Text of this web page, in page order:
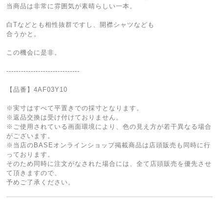
当商品は非常に雰囲気が素晴らしい一本。
白Tなどとも相性抜群ですし、開襟シャツなども
合うかと。
この機会に是非。
------------------------------
【品番】4AF03Y10
※実寸はすべて平置きでの採寸となります。
※返品交換は受け付けておりません。
※ご使用されている画面環境により、色の見え方が若干異なる場合
がございます。
※当店のBASEオンラインショップ掲載商品は店頭販売も同時に行
っております。
そのため同時に注文がなされた場合には、全て店頭販売を優先させ
て頂きますので、
予めご了承ください。